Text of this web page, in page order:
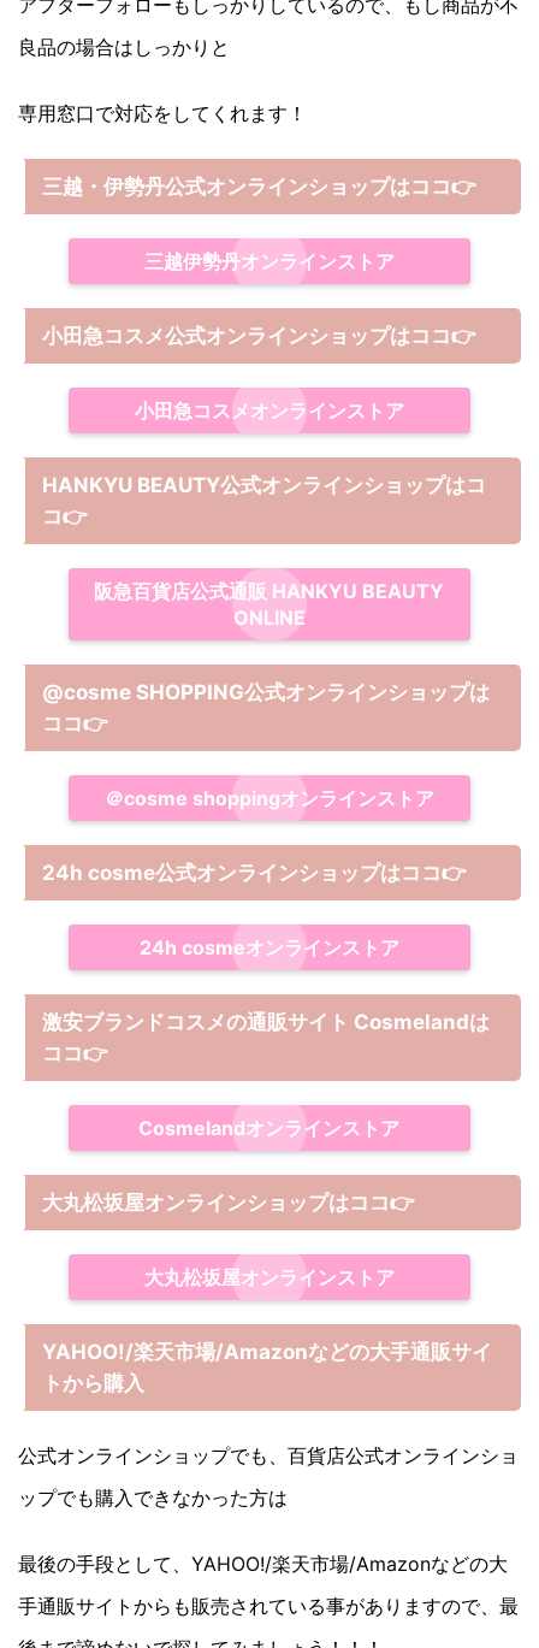
良品の場合はしっかりと
専用窓口で対応をしてくれます！
三越・伊勢丹公式オンラインショップはココ👉
三越伊勢丹オンラインストア
小田急コスメ公式オンラインショップはココ👉
小田急コスメオンラインストア
HANKYU BEAUTY公式オンラインショップはコ
コ👉
阪急百貨店公式通販 HANKYU BEAUTY
ONLINE
@cosme SHOPPING公式オンラインショップは
ココ👉
＠cosme shoppingオンラインストア
24h cosme公式オンラインショップはココ👉
24h cosmeオンラインストア
激安ブランドコスメの通販サイト Cosmelandは
ココ👉
Cosmelandオンラインストア
大丸松坂屋オンラインショップはココ👉
大丸松坂屋オンラインストア
YAHOO!/楽天市場/Amazonなどの大手通販サイ
トから購入
公式オンラインショップでも、百貨店公式オンラインショ
ップでも購入できなかった方は
最後の手段として、YAHOO!/楽天市場/Amazonなどの大
手通販サイトからも販売されている事がありますので、最